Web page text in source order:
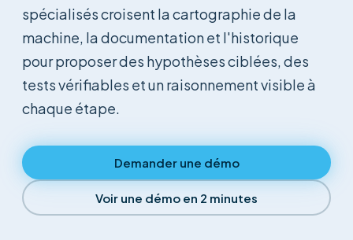
spécialisés croisent la cartographie de la
machine, la documentation et l'historique
pour proposer des hypothèses ciblées, des
tests vérifiables et un raisonnement visible à
chaque étape.
Demander une démo
Voir une démo en 2 minutes